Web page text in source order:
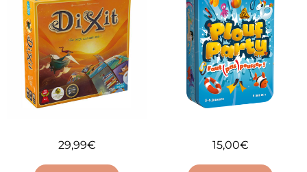
29,99€ 15,00€